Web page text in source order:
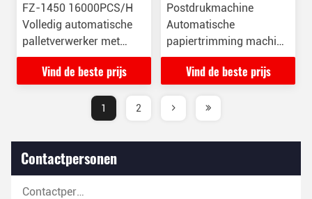
FZ-1450 16000PCS/H
Volledig automatische
palletverwerker met
multi-layer palletiser
Vind de beste prijs
Postdrukmachine
Automatische
papiertrimming machine
OEM ODM
Vind de beste prijs
1 2
Contactpersonen
Contactpersonen: